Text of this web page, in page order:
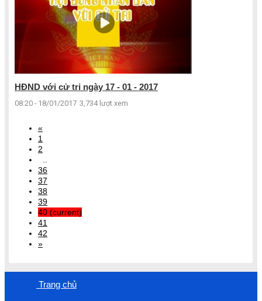
HĐND với cử tri ngày 17 - 01 - 2017
08:20 - 18/01/2017 3,734 lượt xem
«
1
2
36
37
38
39
40 (current)
41
42
»
Trang chủ